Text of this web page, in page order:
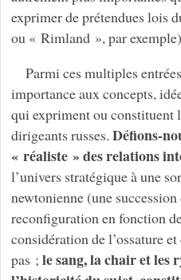
exprimer de prétendues lois
ou « Rimland », par
Parmi ces multiples
importance aux concepts,
qui expriment ou constituent
dirigeants russes. Défions-
« réaliste » des relations
l’univers stratégique à une
newtonienne (une
reconfiguration en fonction
considération de l’ossature
pas ; le sang, la chair et les